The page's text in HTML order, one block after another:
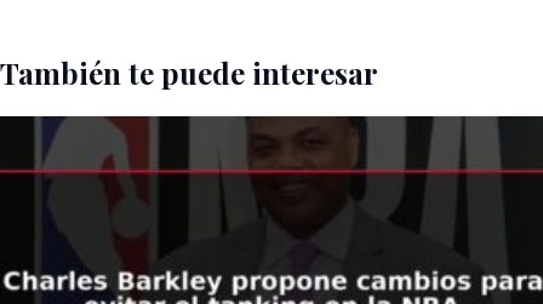
También te puede interesar